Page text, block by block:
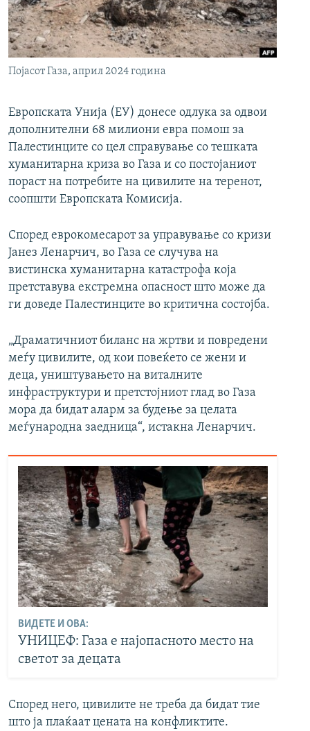
РСЕ веб страници
Појасот Газа, април 2024 година
Европската Унија (ЕУ) донесе одлука за одвои
дополнителни 68 милиони евра помош за
Палестинците со цел справување со тешката
хуманитарна криза во Газа и со постојаниот
пораст на потребите на цивилите на теренот,
соопшти Европската Комисија.
Според еврокомесарот за управување со кризи
Јанез Ленарчич, во Газа се случува на
вистинска хуманитарна катастрофа која
претставува екстремна опасност што може да
ги доведе Палестинците во критична состојба.
„Драматичниот биланс на жртви и повредени
меѓу цивилите, од кои повеќето се жени и
деца, уништувањето на виталните
инфраструктури и претстојниот глад во Газа
мора да бидат аларм за будење за целата
меѓународна заедница“, истакна Ленарчич.
ВИДЕТЕ И ОВА:
УНИЦЕФ: Газа е најопасното место на
светот за децата
Според него, цивилите не треба да бидат тие
што ја плаќаат цената на конфликтите.